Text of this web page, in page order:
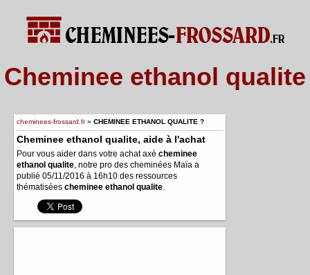
Cheminee ethanol qualite
cheminees-frossard.fr» CHEMINEE ETHANOL QUALITE ?
Cheminee ethanol qualite, aide à l'achat
Pour vous aider dans votre achat axé cheminee
ethanol qualite, notre pro des cheminées Maïa a
publié 05/11/2016 à 16h10 des ressources
thématisées cheminee ethanol qualite.